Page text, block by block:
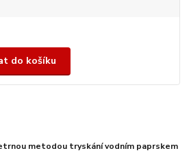
do košíku
metodou tryskání vodním paprskem